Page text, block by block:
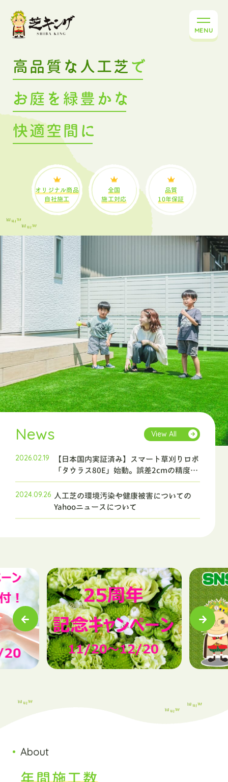
MENU
高品質な人工芝で
お庭 を 緑豊かな
快適空間 に
オリジナル商品
自社施工
全国
施工対応
品質
10年保証
News View All
2026.02.19
【日本国内実証済み】スマート草刈りロボ
「タウラス80E」始動。誤差2cmの精度が
草刈りの未来を変える
2024.09.26 人工芝の環境汚染や健康被害についての
Yahooニュースについて
About